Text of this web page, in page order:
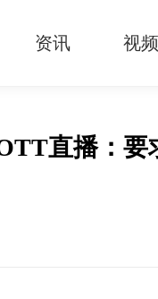
资讯 视频
直播：